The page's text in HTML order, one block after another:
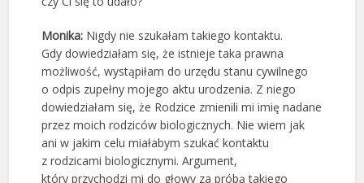
Monika: Nigdy nie szukałam takiego kontaktu.
Gdy dowiedziałam się, że istnieje taka prawna
możliwość, wystąpiłam do urzędu stanu cywilnego
o odpis zupełny mojego aktu urodzenia. Z niego
dowiedziałam się, że Rodzice zmienili mi imię nadane
przez moich rodziców biologicznych. Nie wiem jak
ani w jakim celu miałabym szukać kontaktu
z rodzicami biologicznymi. Argument,
który przychodzi mi do głowy za próbą takiego